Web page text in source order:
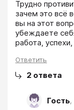
Трудно
зачем это всё
вы на этот
убеждаете
работа,
Ответить
2 ответа
Гость,